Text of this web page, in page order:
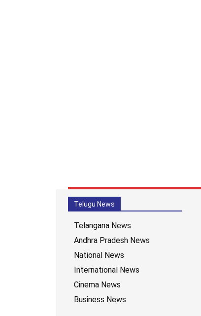
Telugu News
Telangana News
Andhra Pradesh News
National News
International News
Cinema News
Business News